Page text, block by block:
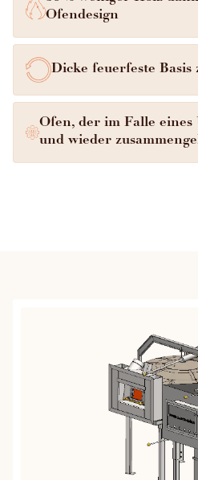
Das ausgemauerte
gleichmäßigeres und
Ofendesign
Dicke feuerfeste Basis
Ofen, der im Falle eines
und wieder